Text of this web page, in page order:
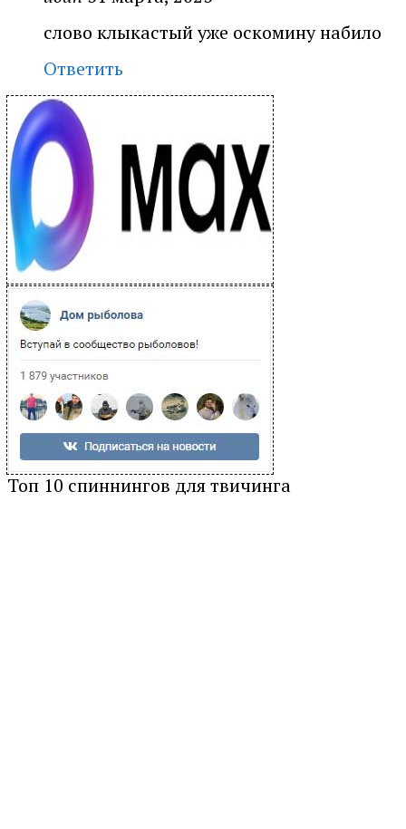
слово клыкастый уже оскомину набило
Ответить
Топ 10 спиннингов для твичинга